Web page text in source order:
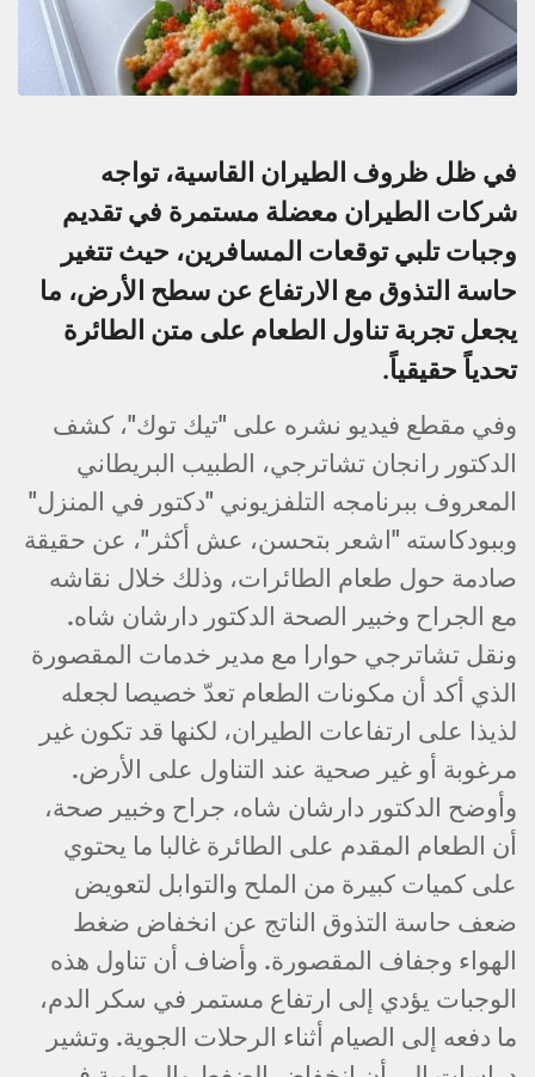
في ظل ظروف الطيران القاسية، تواجه
شركات الطيران معضلة مستمرة في تقديم
وجبات تلبي توقعات المسافرين، حيث تتغير
حاسة التذوق مع الارتفاع عن سطح الأرض، ما
يجعل تجربة تناول الطعام على متن الطائرة
تحدياً حقيقياً.
وفي مقطع فيديو نشره على "تيك توك"، كشف
الدكتور رانجان تشاترجي، الطبيب البريطاني
المعروف ببرنامجه التلفزيوني "دكتور في المنزل"
وببودكاسته "اشعر بتحسن، عش أكثر"، عن حقيقة
صادمة حول طعام الطائرات، وذلك خلال نقاشه
مع الجراح وخبير الصحة الدكتور دارشان شاه.
ونقل تشاترجي حوارا مع مدير خدمات المقصورة
الذي أكد أن مكونات الطعام تعدّ خصيصا لجعله
لذيذا على ارتفاعات الطيران، لكنها قد تكون غير
مرغوبة أو غير صحية عند التناول على الأرض.
وأوضح الدكتور دارشان شاه، جراح وخبير صحة،
أن الطعام المقدم على الطائرة غالبا ما يحتوي
على كميات كبيرة من الملح والتوابل لتعويض
ضعف حاسة التذوق الناتج عن انخفاض ضغط
الهواء وجفاف المقصورة. وأضاف أن تناول هذه
الوجبات يؤدي إلى ارتفاع مستمر في سكر الدم،
ما دفعه إلى الصيام أثناء الرحلات الجوية. وتشير